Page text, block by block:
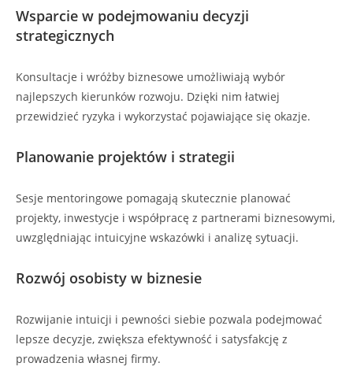
Wsparcie w podejmowaniu decyzji
strategicznych
Konsultacje i wróżby biznesowe umożliwiają wybór
najlepszych kierunków rozwoju. Dzięki nim łatwiej
przewidzieć ryzyka i wykorzystać pojawiające się okazje.
Planowanie projektów i strategii
Sesje mentoringowe pomagają skutecznie planować
projekty, inwestycje i współpracę z partnerami biznesowymi,
uwzględniając intuicyjne wskazówki i analizę sytuacji.
Rozwój osobisty w biznesie
Rozwijanie intuicji i pewności siebie pozwala podejmować
lepsze decyzje, zwiększa efektywność i satysfakcję z
prowadzenia własnej firmy.